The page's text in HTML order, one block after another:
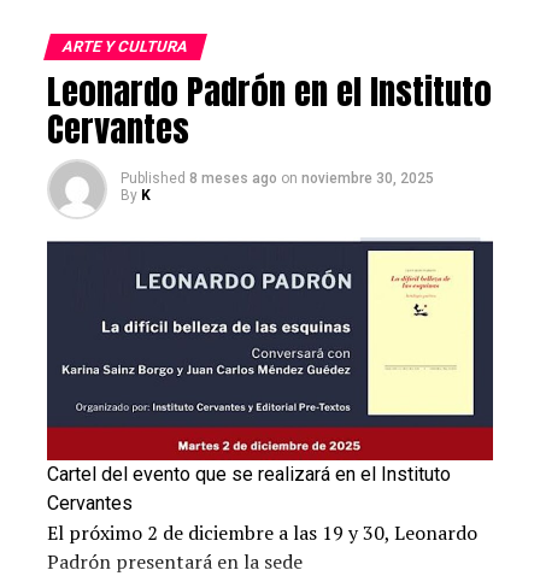
¿Por qué Rivera abandonó el
programa?
Según trascendió, la decisión de Rivera estuvo motivada
por su inconformidad con el jurado del programa, un
desacuerdo que la llevó a apartarse del proyecto,
aunque sin dejar de enfocarse en sus propios objetivos
profesionales.
Dicha situación también ha sido comentada en redes
sociales, internautas afirman que los jurados no tienen
la pertinencia necesaria para evaluar a las misses y que,
en ocasiones, expresas opiniones que no están alineadas
ARTE Y CULTURA
Leonardo Padrón en el Instituto
Cervantes
Published 8 meses ago on noviembre 30, 2025
By K
Cartel del evento que se realizará en el Instituto
Cervantes
El próximo 2 de diciembre a las 19 y 30, Leonardo
Padrón presentará en la sede